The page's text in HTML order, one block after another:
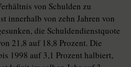
von Schulden zu
innerhalb von zehn Jahren von
die Schuldendienstquote
21,8 auf 18,8 Prozent. Die
1998 auf 3,1 Prozent halbiert,